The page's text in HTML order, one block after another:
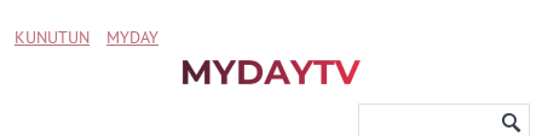
KUNUTUN MYDAY